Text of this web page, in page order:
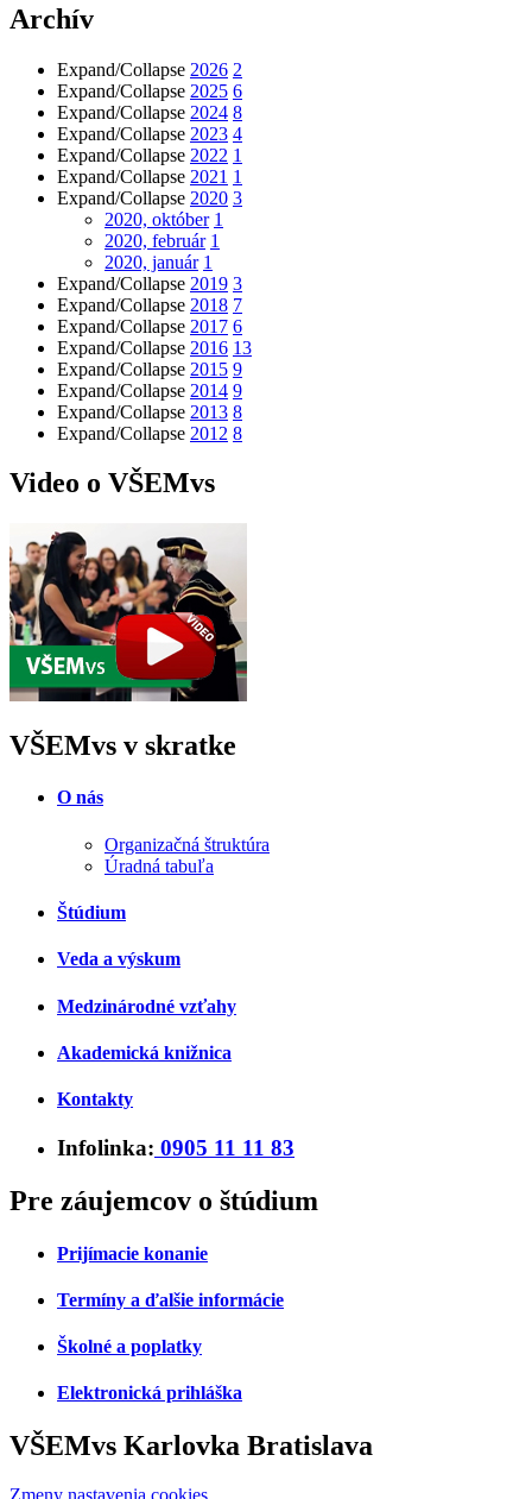
Archív
Expand/Collapse 2026 2
Expand/Collapse 2025 6
Expand/Collapse 2024 8
Expand/Collapse 2023 4
Expand/Collapse 2022 1
Expand/Collapse 2021 1
Expand/Collapse 2020 3
2020, október 1
2020, február 1
2020, január 1
Expand/Collapse 2019 3
Expand/Collapse 2018 7
Expand/Collapse 2017 6
Expand/Collapse 2016 13
Expand/Collapse 2015 9
Expand/Collapse 2014 9
Expand/Collapse 2013 8
Expand/Collapse 2012 8
Video o VŠEMvs
VŠEMvs v skratke
O nás
Organizačná štruktúra
Úradná tabuľa
Štúdium
Veda a výskum
Medzinárodné vzťahy
Akademická knižnica
Kontakty
Infolinka: 0905 11 11 83
Pre záujemcov o štúdium
Prijímacie konanie
Termíny a ďalšie informácie
Školné a poplatky
Elektronická prihláška
VŠEMvs Karlovka Bratislava